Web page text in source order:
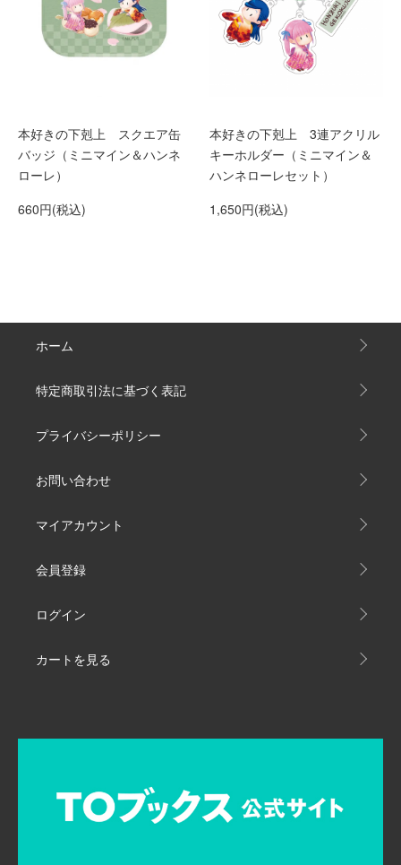
本好きの下剋上 スクエア缶
バッジ（ミニマイン＆ハンネ
ローレ）
660円(税込)
本好きの下剋上 3連アクリル
キーホルダー（ミニマイン＆
ハンネローレセット）
1,650円(税込)
ホーム
特定商取引法に基づく表記
プライバシーポリシー
お問い合わせ
マイアカウント
会員登録
ログイン
カートを見る